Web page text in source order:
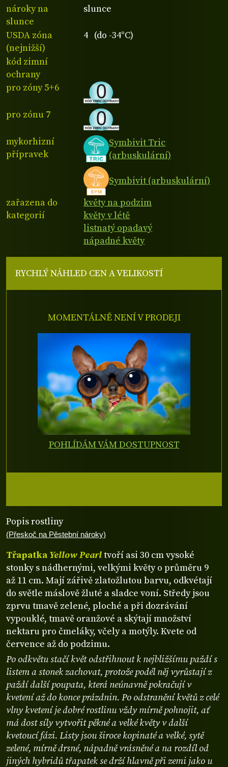
nároky na
slunce
slunce
USDA zóna
(nejnižší)
4 (do -34°C)
kód zimní
ochrany
pro zóny 5+6
pro zónu 7
mykorhizní
přípravek
Symbivit Tric
(arbuskulární)
Symbivit (arbuskulární)
zařazena do
kategorií
květy na podzim
květy v létě
listnatý opadavý
nápadné květy
Popis rostliny
(Přeskoč na Pěstební nároky)
Třapatka Yellow Pearltvoří asi 30 cm vysoké
stonky s nádhernými, velkými květy o průměru 9
až 11 cm. Mají zářivě zlatožlutou barvu, odkvétají
do světle máslově žluté a sladce voní. Středy jsou
zprvu tmavě zelené, ploché a při dozrávání
vypouklé, tmavě oranžové a skýtají množství
nektaru pro čmeláky, včely a motýly. Kvete od
července až do podzimu.
Po odkvětu stačí květ odstřihnout k nejbližšímu paždí s
listem a stonek zachovat, protože podél něj vyrůstají z
paždí další poupata, která neúnavně pokračují v
kvetení až do konce prázdnin. Po odstranění květů z celé
vlny kvetení je dobré rostlinu vždy mírně pohnojit, ať
má dost síly vytvořit pěkné a velké květy v další
kvetoucí fázi. Listy jsou široce kopinaté a velké, sytě
zelené, mírně drsné, nápadně vrásněné a na rozdíl od
jiných hybridů třapatek se drží hlavně při zemi jako u
RYCHLÝ NÁHLED CEN A VELIKOSTÍ
MOMENTÁLNĚ NENÍ V PRODEJI
POHLÍDÁM VÁM DOSTUPNOST